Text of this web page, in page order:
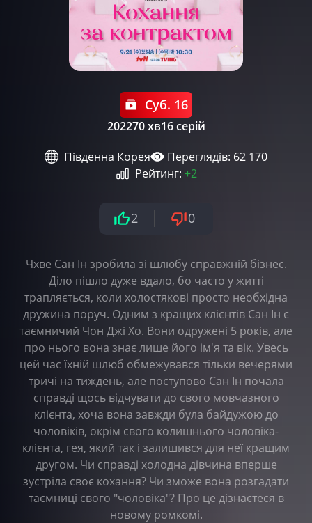
Суб. 16
202270 хв16 серій
Південна Корея
Переглядів: 62 170
Рейтинг: +2
2 0
Чхве Сан Ін зробила зі шлюбу справжній бізнес.
Діло пішло дуже вдало, бо часто у житті
трапляється, коли холостякові просто необхідна
дружина поруч. Одним з кращих клієнтів Сан Ін є
таємничий Чон Джі Хо. Вони одружені 5 років, але
про нього вона знає лише його ім'я та вік. Увесь
цей час їхній шлюб обмежувався тільки вечерями
тричі на тиждень, але поступово Сан Ін почала
справді щось відчувати до свого мовчазного
клієнта, хоча вона завжди була байдужою до
чоловіків, окрім свого колишнього чоловіка-
клієнта, гея, який так і залишився для неї кращим
другом. Чи справді холодна дівчина вперше
зустріла своє кохання? Чи зможе вона розгадати
таємниці свого "чоловіка"? Про це дізнаєтеся в
новому ромкомі.